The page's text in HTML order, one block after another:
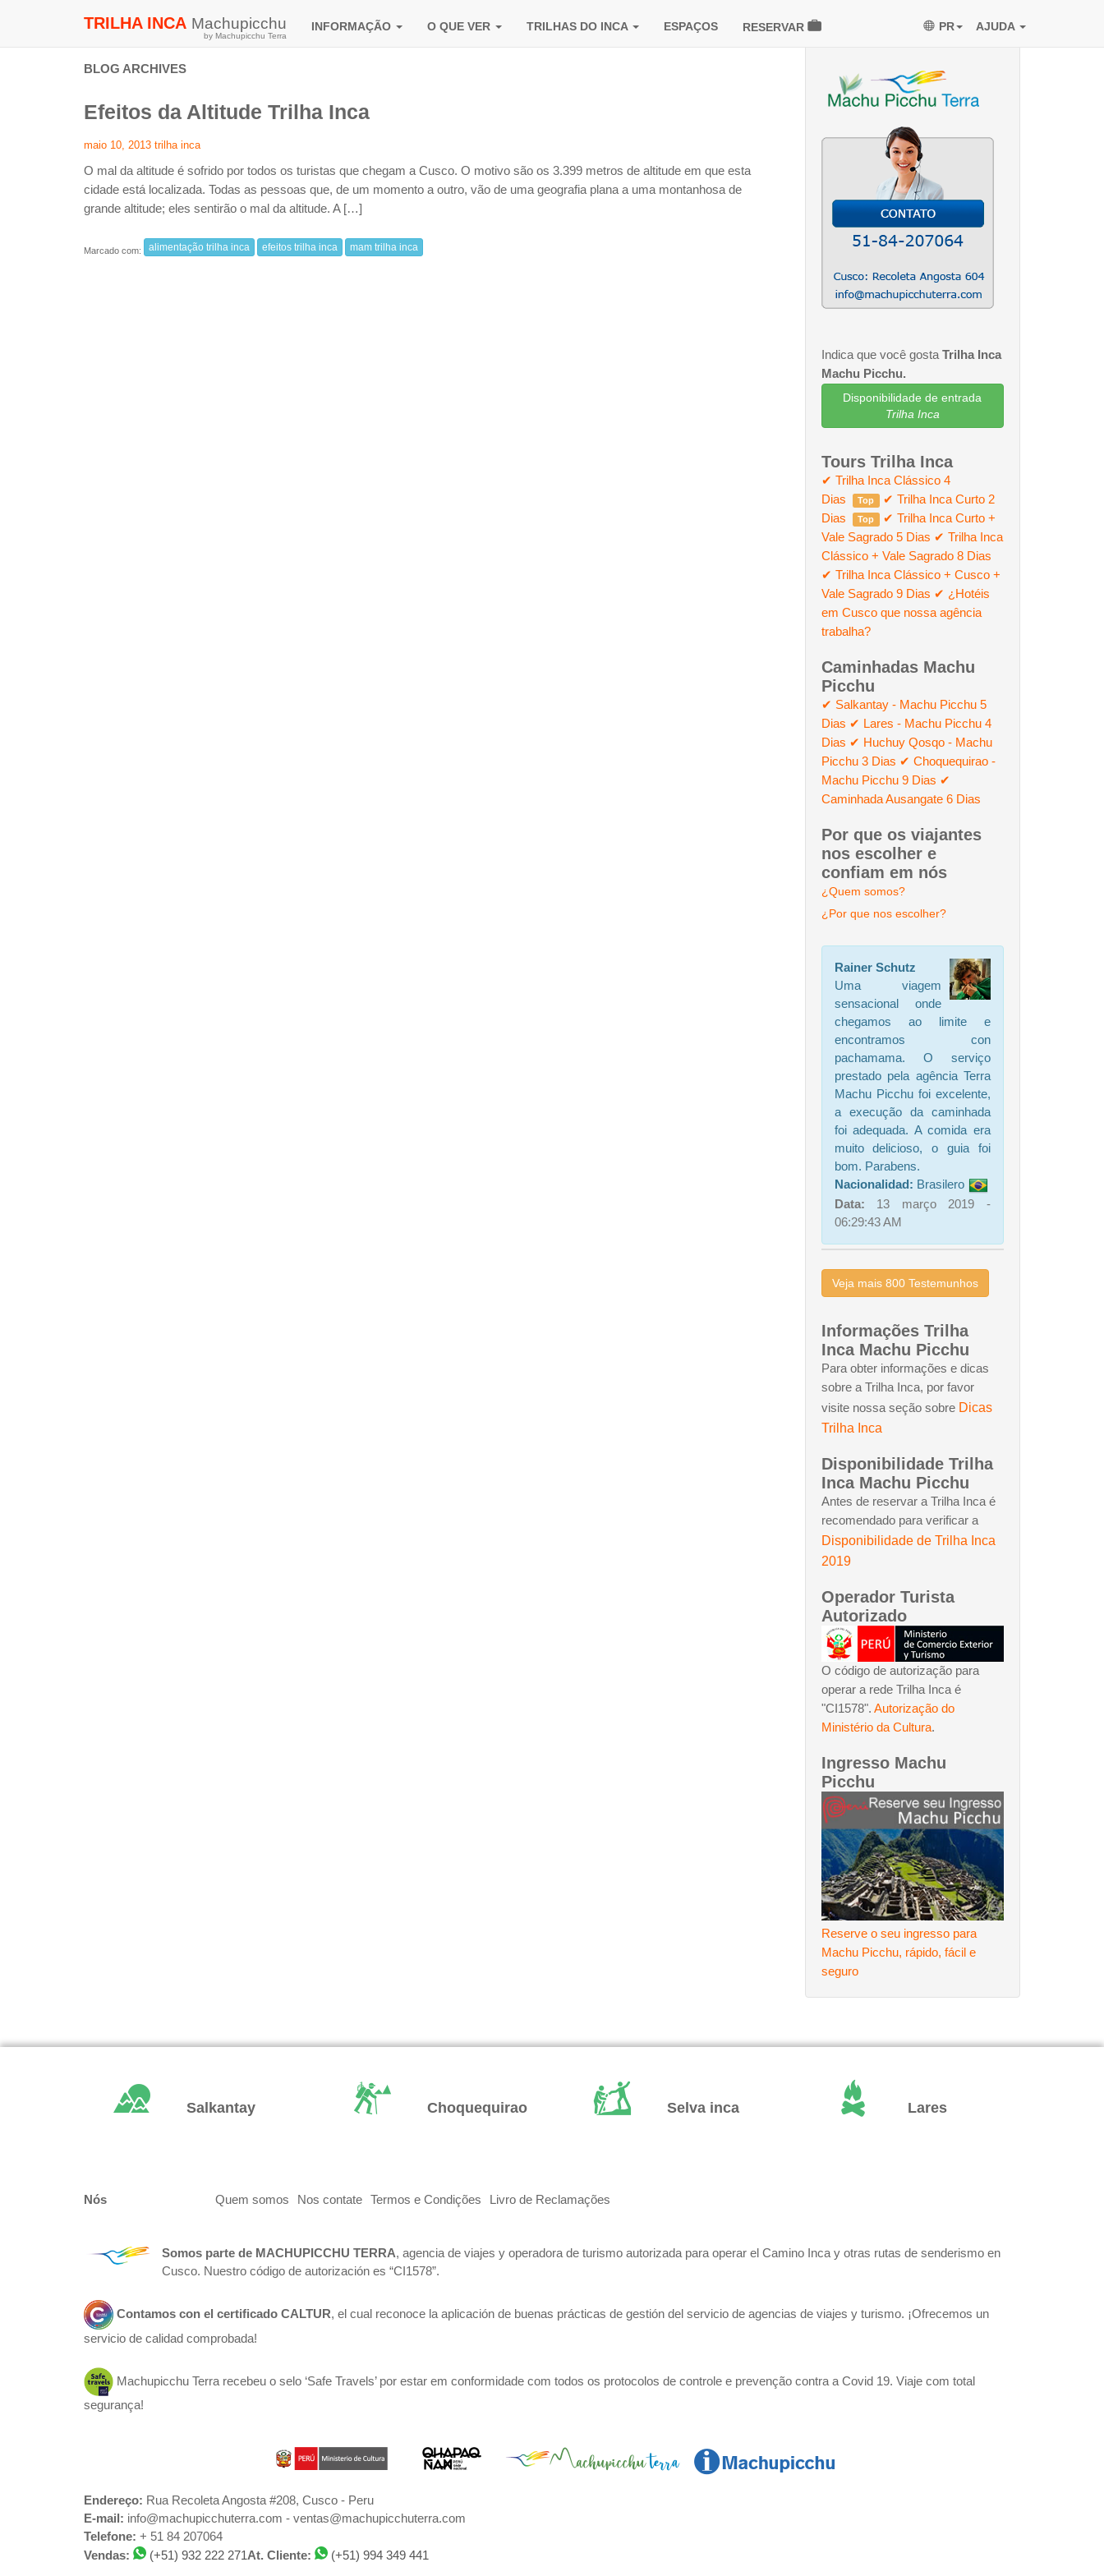
TRILHA INCA Machupicchu
by Machupicchu Terra
INFORMAÇÃO O QUE VER TRILHAS DO INCA ESPAÇOS RESERVAR PR AJUDA
BLOG ARCHIVES
Efeitos da Altitude Trilha Inca
maio 10, 2013 trilha inca
O mal da altitude é sofrido por todos os turistas que chegam a Cusco. O motivo são os 3.399 metros de altitude em que esta
cidade está localizada. Todas as pessoas que, de um momento a outro, vão de uma geografia plana a uma montanhosa de
grande altitude; eles sentirão o mal da altitude. A […]
Marcado com: alimentação trilha inca efeitos trilha inca mam trilha inca
Indica que você gosta Trilha Inca
Machu Picchu.
Disponibilidade de entrada
Trilha Inca
Tours Trilha Inca
✔ Trilha Inca Clássico 4
Dias
Top
✔ Trilha Inca Curto 2
Dias
Top
✔ Trilha Inca Curto +
Vale Sagrado 5 Dias ✔ Trilha Inca
Clássico + Vale Sagrado 8 Dias
✔ Trilha Inca Clássico + Cusco +
Vale Sagrado 9 Dias ✔ ¿Hotéis
em Cusco que nossa agência
trabalha?
Caminhadas Machu
Picchu
✔ Salkantay - Machu Picchu 5
Dias ✔ Lares - Machu Picchu 4
Dias ✔ Huchuy Qosqo - Machu
Picchu 3 Dias ✔ Choquequirao -
Machu Picchu 9 Dias ✔
Caminhada Ausangate 6 Dias
Por que os viajantes
nos escolher e
confiam em nós
¿Quem somos?
¿Por que nos escolher?
Rainer Schutz
Uma viagem
sensacional onde
chegamos ao limite e
encontramos con
pachamama. O serviço
prestado pela agência Terra
Machu Picchu foi excelente,
a execução da caminhada
foi adequada. A comida era
muito delicioso, o guia foi
bom. Parabens.
Nacionalidad: Brasilero
Data: 13 março 2019 -
06:29:43 AM
Veja mais 800 Testemunhos
Informações Trilha
Inca Machu Picchu
Para obter informações e dicas
sobre a Trilha Inca, por favor
visite nossa seção sobre Dicas
Trilha Inca
Disponibilidade Trilha
Inca Machu Picchu
Antes de reservar a Trilha Inca é
recomendado para verificar a
Disponibilidade de Trilha Inca
2019
Operador Turista
Autorizado
O código de autorização para
operar a rede Trilha Inca é
"CI1578". Autorização do
Ministério da Cultura.
Ingresso Machu
Picchu
Reserve o seu ingresso para
Machu Picchu, rápido, fácil e
seguro
Salkantay Choquequirao Selva inca Lares
Nós Quem somos Nos contate Termos e Condições Livro de Reclamações
Somos parte de MACHUPICCHU TERRA, agencia de viajes y operadora de turismo autorizada para operar el Camino Inca y otras rutas de senderismo en
Cusco. Nuestro código de autorización es “CI1578”.
Contamos con el certificado CALTUR, el cual reconoce la aplicación de buenas prácticas de gestión del servicio de agencias de viajes y turismo. ¡Ofrecemos un
servicio de calidad comprobada!
Machupicchu Terra recebeu o selo ‘Safe Travels’ por estar em conformidade com todos os protocolos de controle e prevenção contra a Covid 19. Viaje com total
segurança!
Endereço: Rua Recoleta Angosta #208, Cusco - Peru
E-mail: info@machupicchuterra.com - ventas@machupicchuterra.com
Telefone: + 51 84 207064
Vendas:
(+51) 932 222 271 At. Cliente: (+51) 994 349 441